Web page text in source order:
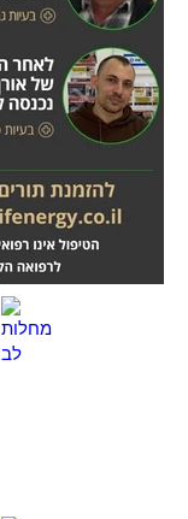
מחלות לב
לחץ
כאן